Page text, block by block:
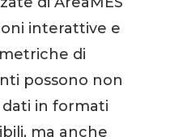
interattive e
di
possono non
dati in formati
ma anche